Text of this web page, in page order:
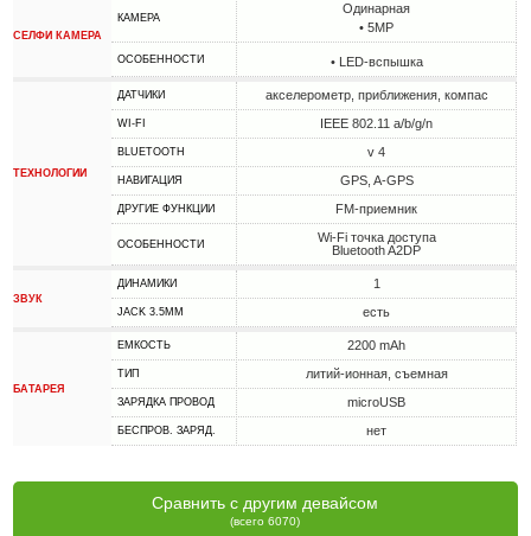
СЕЛФИ КАМЕРА
КАМЕРА
Одинарная
• 5MP
ОСОБЕННОСТИ • LED-вспышка
ТЕХНОЛОГИИ
ДАТЧИКИ акселерометр, приближения, компас
WI-FI IEEE 802.11 a/b/g/n
BLUETOOTH v 4
НАВИГАЦИЯ GPS, A-GPS
ДРУГИЕ ФУНКЦИИ FM-приемник
ОСОБЕННОСТИ
Wi-Fi точка доступа
Bluetooth A2DP
ЗВУК
ДИНАМИКИ 1
JACK 3.5MM есть
БАТАРЕЯ
ЕМКОСТЬ 2200 mAh
ТИП литий-ионная, съемная
ЗАРЯДКА ПРОВОД microUSB
БЕСПРОВ. ЗАРЯД. нет
Сравнить с другим девайсом
(всего 6070)